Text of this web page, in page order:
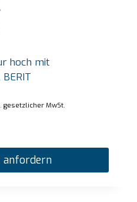
hoch mit
gesetzlicher MwSt.
anfordern